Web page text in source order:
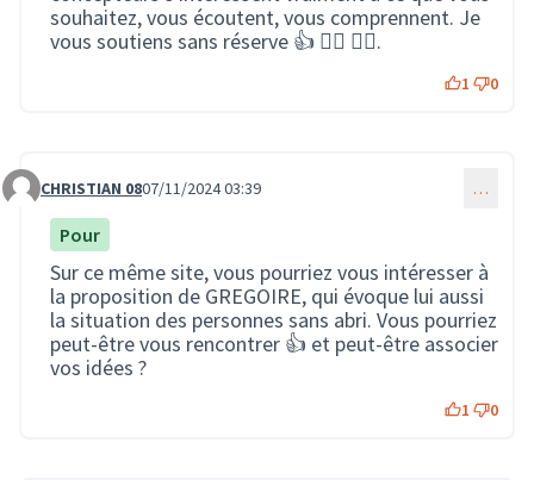
souhaitez, vous écoutent, vous comprennent. Je
vous soutiens sans réserve 👍 👍🏻 👍🏽.
1 0
Commentaire 2729
CHRISTIAN 0807/11/2024 03:39 …
Pour
Sur ce même site, vous pourriez vous intéresser à
la proposition de GREGOIRE, qui évoque lui aussi
la situation des personnes sans abri. Vous pourriez
peut-être vous rencontrer 👍 et peut-être associer
vos idées ?
1 0